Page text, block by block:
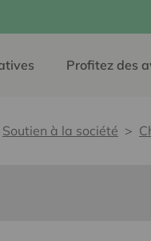
Profitez des
Soutien à la société